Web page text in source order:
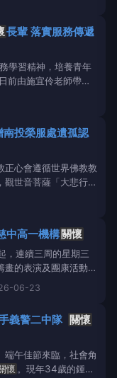
長者
春活力溫馨時光。 活
長輩 落實服務傳遞
學習精神，培養青年
前由施宜伶老師帶領
，共計33位師生，
區長者
春活力溫馨時光。 活
投榮服處遺孤認
正心會遵循世界佛教教
觀世音菩薩「大悲行願
指導金剛上師，修大
十善、四無量心、六
新聞記者職業工會，
中高一機構關懷
連續三周的星期三
的表演及團康活動，
及鴻佳啟能庇護中
午後時光。 3C世代
到陌生的環境，遇見
06-23
義警二中隊 關懷
端午佳節來臨，社會角
懷 。現年34歲的鍾姓